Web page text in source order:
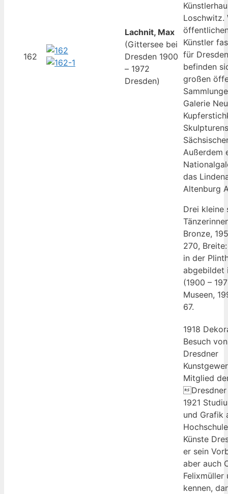
162
Lachnit, Max
(Gittersee bei
Dresden 1900
– 1972
Dresden)
Loschwitz.
Künstler
für
befinden
großen
Galerie
Außerdem
das
Altenburg
Drei kleine
Bronze,
270,
in der
abgebildet
(1900 –
Museen,
67.
1918
Besuch
Dresdner
Mitglied
Dresdner
1921
und Grafik
Künste
er sein
aber auch
Felixmüller
kennen,